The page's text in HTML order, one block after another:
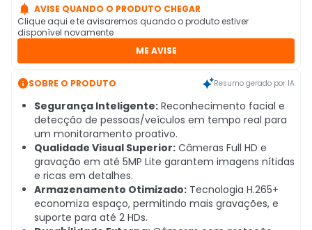
 AVISE QUANDO O PRODUTO CHEGAR
Clique aqui e te avisaremos quando o produto estiver
disponível novamente
ME AVISE
SOBRE O PRODUTO Resumo gerado por IA
Segurança Inteligente: Reconhecimento facial e
detecção de pessoas/veículos em tempo real para
um monitoramento proativo.
Qualidade Visual Superior: Câmeras Full HD e
gravação em até 5MP Lite garantem imagens nítidas
e ricas em detalhes.
Armazenamento Otimizado: Tecnologia H.265+
economiza espaço, permitindo mais gravações, e
suporte para até 2 HDs.